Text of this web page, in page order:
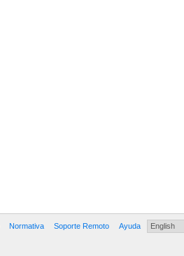
Normativa Soporte Remoto Ayuda